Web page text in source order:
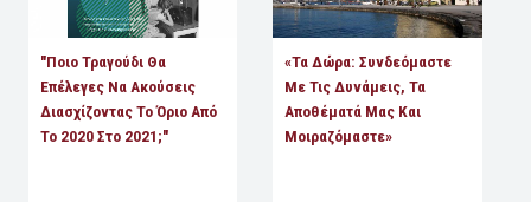
"Ποιο Τραγούδι Θα
Επέλεγες Να Ακούσεις
Διασχίζοντας Το Όριο Από
Το 2020 Στο 2021;"
«Τα Δώρα: Συνδεόμαστε
Με Τις Δυνάμεις, Τα
Αποθέματά Μας Και
Μοιραζόμαστε»